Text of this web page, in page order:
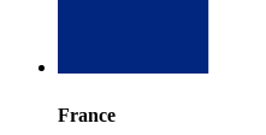
France